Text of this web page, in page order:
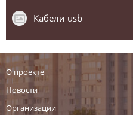
Кабели usb
О проекте
Новости
Организации